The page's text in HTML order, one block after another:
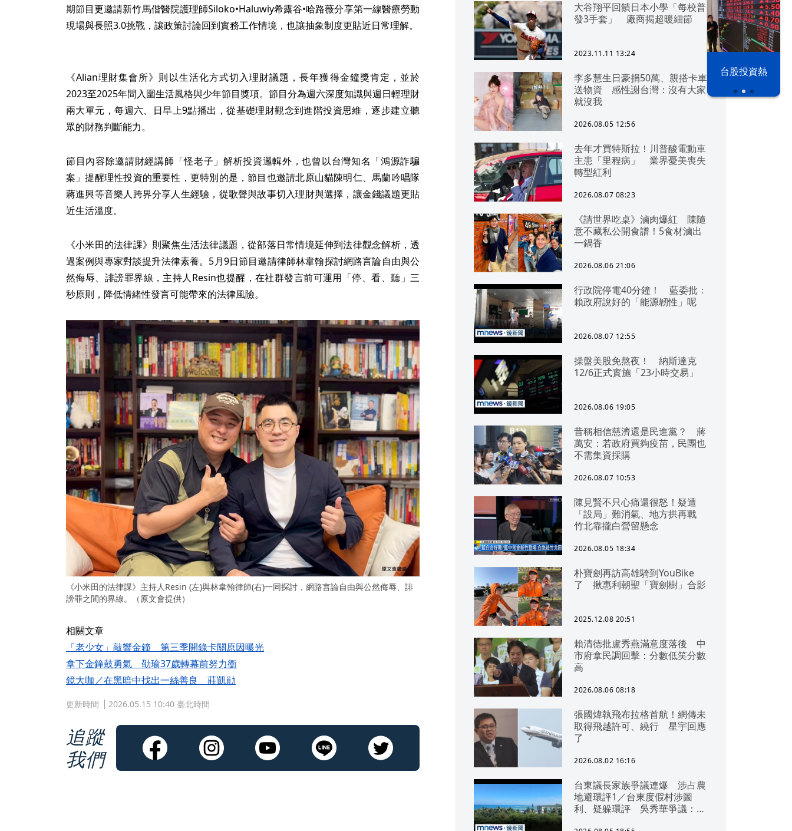
漢光42演習 台股投資熱
期節目更邀請新竹馬偕醫院護理師Siloko•Haluwiy希露谷•哈路薇分享第一線醫療勞動
現場與長照3.0挑戰，讓政策討論回到實務工作情境，也讓抽象制度更貼近日常理解。
《Alian理財集會所》則以生活化方式切入理財議題，長年獲得金鐘獎肯定，並於
2023至2025年間入圍生活風格與少年節目獎項。節目分為週六深度知識與週日輕理財
兩大單元，每週六、日早上9點播出，從基礎理財觀念到進階投資思維，逐步建立聽
眾的財務判斷能力。
節目內容除邀請財經講師「怪老子」解析投資邏輯外，也曾以台灣知名「鴻源詐騙
案」提醒理性投資的重要性，更特別的是，節目也邀請北原山貓陳明仁、馬蘭吟唱隊
蔣進興等音樂人跨界分享人生經驗，從歌聲與故事切入理財與選擇，讓金錢議題更貼
近生活溫度。
《小米田的法律課》則聚焦生活法律議題，從部落日常情境延伸到法律觀念解析，透
過案例與專家對談提升法律素養。5月9日節目邀請律師林韋翰探討網路言論自由與公
然侮辱、誹謗罪界線，主持人Resin也提醒，在社群發言前可運用「停、看、聽」三
秒原則，降低情緒性發言可能帶來的法律風險。
《小米田的法律課》主持人Resin (左)與林韋翰律師(右)一同探討，網路言論自由與公然侮辱、誹
謗罪之間的界線。（原文會提供）
相關文章
「老少女」敲響金鐘 第三季開錄卡關原因曝光
拿下金鐘鼓勇氣 劭瑜37歲轉幕前努力衝
鏡大咖／在黑暗中找出一絲善良 莊凱勛
更新時間 2026.05.15 10:40 臺北時間
追蹤
我們
大谷翔平回饋日本小學「每校普
發3手套」 廠商揭超暖細節
2023.11.11 13:24
李多慧生日豪捐50萬、親搭卡車
送物資 感性謝台灣：沒有大家
就沒我
2026.08.05 12:56
去年才買特斯拉！川普酸電動車
主患「里程病」 業界憂美喪失
轉型紅利
2026.08.07 08:23
《請世界吃桌》滷肉爆紅 陳隨
意不藏私公開食譜！5食材滷出
一鍋香
2026.08.06 21:06
行政院停電40分鐘！ 藍委批：
賴政府說好的「能源韌性」呢
2026.08.07 12:55
操盤美股免熬夜！ 納斯達克
12/6正式實施「23小時交易」
2026.08.06 19:05
昔稱相信慈濟還是民進黨？ 蔣
萬安：若政府買夠疫苗，民團也
不需集資採購
2026.08.07 10:53
陳見賢不只心痛還很怒！疑遭
「設局」難消氣、地方拱再戰
竹北靠攏白營留懸念
2026.08.05 18:34
朴寶劍再訪高雄騎到YouBike
了 揪惠利朝聖「寶劍樹」合影
2025.12.08 20:51
賴清德批盧秀燕滿意度落後 中
市府拿民調回擊：分數低笑分數
高
2026.08.06 08:18
張國煒執飛布拉格首航！網傳未
取得飛越許可、繞行 星宇回應
了
2026.08.02 16:16
台東議長家族爭議連爆 涉占農
地避環評1／台東度假村涉圖
利、疑躲環評 吳秀華爭議：概